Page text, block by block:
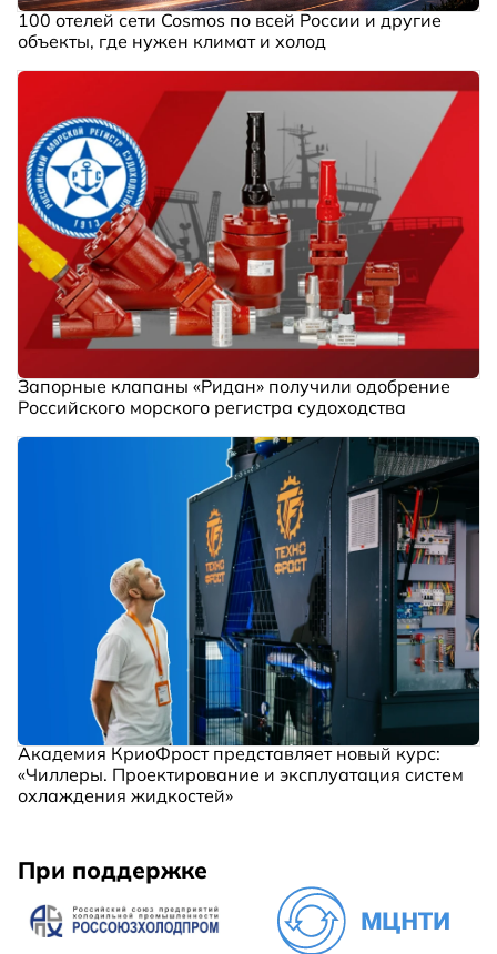
100 отелей сети Cosmos по всей России и другие
объекты, где нужен климат и холод
Запорные клапаны «Ридан» получили одобрение
Российского морского регистра судоходства
Академия КриоФрост представляет новый курс:
«Чиллеры. Проектирование и эксплуатация систем
охлаждения жидкостей»
При поддержке